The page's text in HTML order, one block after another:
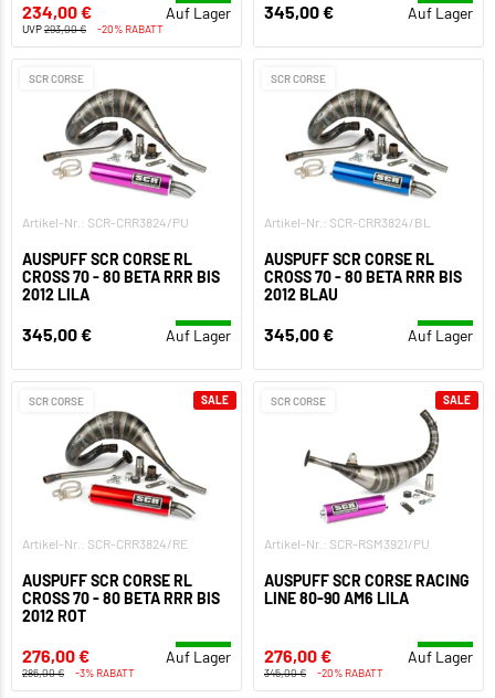
234,00 € Auf Lager
UVP293,00 € -20% RABATT
345,00 € Auf Lager
SCR CORSE
Artikel-Nr.: SCR-CRR3824/PU
AUSPUFF SCR CORSE RL
CROSS 70 - 80 BETA RRR BIS
2012 LILA
345,00 € Auf Lager
SCR CORSE
Artikel-Nr.: SCR-CRR3824/BL
AUSPUFF SCR CORSE RL
CROSS 70 - 80 BETA RRR BIS
2012 BLAU
345,00 € Auf Lager
SCR CORSE
Artikel-Nr.: SCR-CRR3824/RE
AUSPUFF SCR CORSE RL
CROSS 70 - 80 BETA RRR BIS
2012 ROT
276,00 € Auf Lager
286,00 € -3% RABATT
SALE SCR CORSE
Artikel-Nr.: SCR-RSM3921/PU
AUSPUFF SCR CORSE RACING
LINE 80-90 AM6 LILA
276,00 € Auf Lager
345,00 € -20% RABATT
SALE